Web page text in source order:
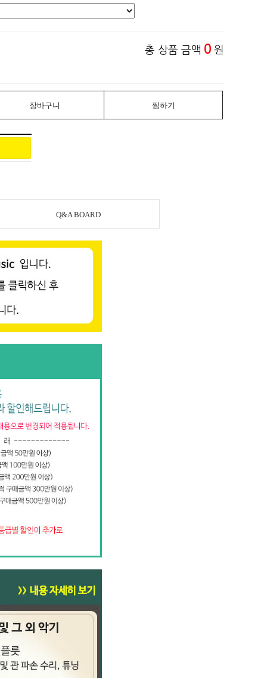
총 상품 금액 0 원
장바구니 찜하기
Q&A BOARD